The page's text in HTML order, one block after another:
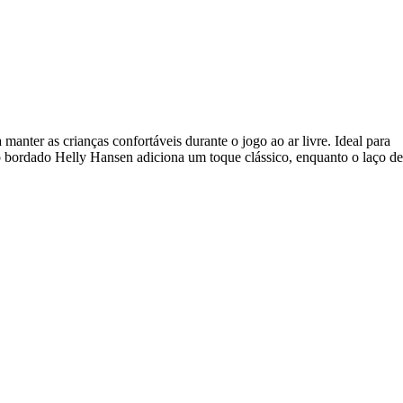
as crianças confortáveis durante o jogo ao ar livre. Ideal para
Helly Hansen adiciona um toque clássico, enquanto o laço de